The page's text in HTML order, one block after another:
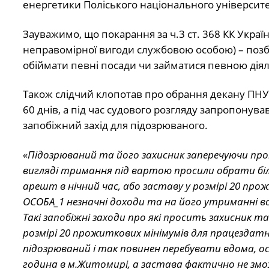
енергетики Поліського національного
Зауважимо, що покарання за ч.3 ст. 368 КК
неправомірної вигоди службовою особою) –
обіймати певні посади чи займатися певною
Також слідчий клопотав про обрання декану
60 днів, а під час судового розгляду
запобіжний захід для підозрюваного.
«Підозрюваний та його захисник заперечуючи
вигляді тримання під вартою просили обрати
арешт в нічний час, або заставу у розмірі 20
ОСОБА_1 незначні доходи та на його
Такі запобіжні заходи про які просить
розмірі 20 прожиткових мінімумів для
підозрюваний і так повинен перебувати вдома,
година в м.Житомирі, а застава фактично не